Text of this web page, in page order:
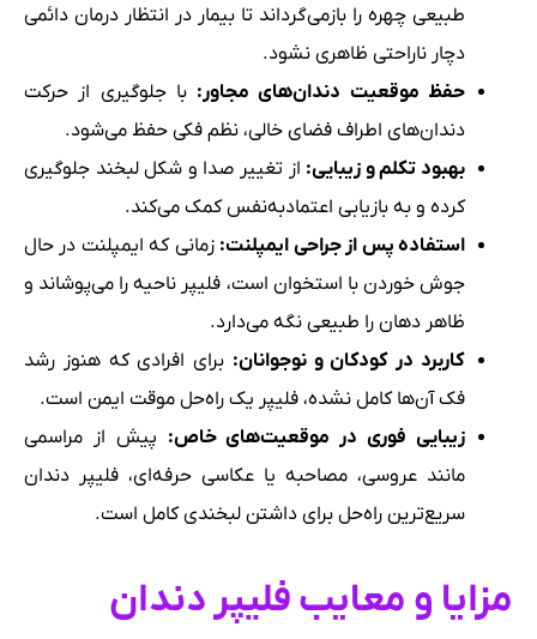
طبیعی چهره را بازمی‌گرداند تا بیمار در انتظار درمان دائمی
دچار ناراحتی ظاهری نشود.
حفظ موقعیت دندان‌های مجاور: با جلوگیری از حرکت
دندان‌های اطراف فضای خالی، نظم فکی حفظ می‌شود.
بهبود تکلم و زیبایی: از تغییر صدا و شکل لبخند جلوگیری
کرده و به بازیابی اعتمادبه‌نفس کمک می‌کند.
استفاده پس از جراحی ایمپلنت: زمانی که ایمپلنت در حال
جوش خوردن با استخوان است، فلیپر ناحیه را می‌پوشاند و
ظاهر دهان را طبیعی نگه می‌دارد.
کاربرد در کودکان و نوجوانان: برای افرادی که هنوز رشد
فک آن‌ها کامل نشده، فلیپر یک راه‌حل موقت ایمن است.
زیبایی فوری در موقعیت‌های خاص: پیش از مراسمی
مانند عروسی، مصاحبه یا عکاسی حرفه‌ای، فلیپر دندان
سریع‌ترین راه‌حل برای داشتن لبخندی کامل است.
مزایا و معایب فلیپر دندان